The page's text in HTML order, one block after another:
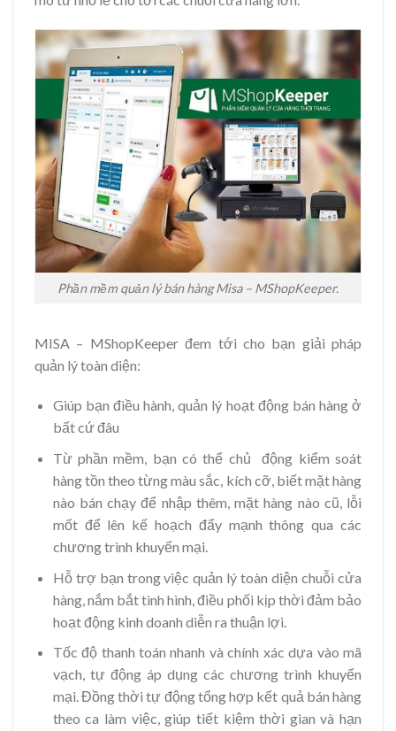
Phần mềm quản lý bán hàng Misa – MShopKeeper.
MISA – MShopKeeper đem tới cho bạn giải pháp
quản lý toàn diện:
Giúp bạn điều hành, quản lý hoạt động bán hàng ở
bất cứ đâu
Từ phần mềm, bạn có thể chủ động kiểm soát
hàng tồn theo từng màu sắc, kích cỡ, biết mặt hàng
nào bán chạy để nhập thêm, mặt hàng nào cũ, lỗi
mốt để lên kế hoạch đẩy mạnh thông qua các
chương trình khuyến mại.
Hỗ trợ bạn trong việc quản lý toàn diện chuỗi cửa
hàng, nắm bắt tình hình, điều phối kịp thời đảm bảo
hoạt động kinh doanh diễn ra thuận lợi.
Tốc độ thanh toán nhanh và chính xác dựa vào mã
vạch, tự động áp dụng các chương trình khuyến
mại. Đồng thời tự động tổng hợp kết quả bán hàng
theo ca làm việc, giúp tiết kiệm thời gian và hạn